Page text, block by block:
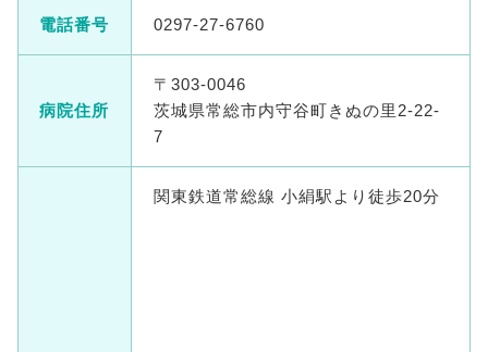
電話番号 0297-27-6760
病院住所
〒303-0046
茨城県常総市内守谷町きぬの里2-22-
7
関東鉄道常総線 小絹駅より徒歩20分